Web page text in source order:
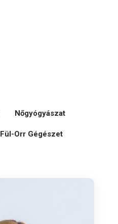
Nőgyógyászat
Fül-Orr Gégészet